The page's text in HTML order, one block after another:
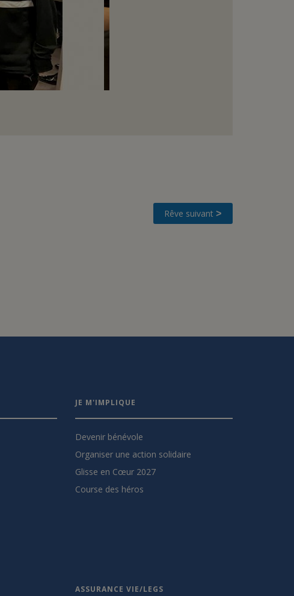
Rêve suivant >
JE M'IMPLIQUE
Devenir bénévole
Organiser une action solidaire
Glisse en Cœur 2027
Course des héros
ASSURANCE VIE/LEGS